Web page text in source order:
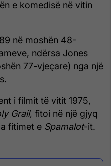
e komedisë në vitin
në moshën 48-
ndërsa Jones
77-vjeçare) nga një
i filmit të vitit 1975,
Grail, fitoi në një gjyq
fitimet e Spamalot-it.